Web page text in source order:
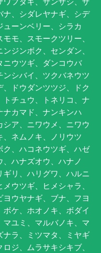
ナ、シダレヤナギ、シデ
ーンベリー、シラカ
モ、スモークツリー、
ジンボク、センダン、
ニウツギ、ダンコウバ
シバイ、ツクバネウツ
ドウダンツツジ、ドク
チュウ、トネリコ、ナ
カマド、ナンキンハ
ア、ニワウメ、ニワウ
ネムノキ、ノリウツ
、ハコネウツギ、ハゼ
ハナズオウ、ハナノ
リ、ハリグワ、ハルニ
ウツギ、ヒメシャラ、
ウヤナギ、ブナ、フヨ
ケ、ホオノキ、ボダイ
ユミ、マルバノキ、マ
ラ、ミツマタ、ミヤギ
ジ、ムラサキシキブ、